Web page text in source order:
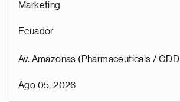
Marketing
Ecuador
Av. Amazonas (Pharmaceuticals /
Ago 05, 2026